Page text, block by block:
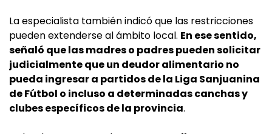
La especialista también indicó que las restricciones
pueden extenderse al ámbito local. En ese sentido,
señaló que las madres o padres pueden solicitar
judicialmente que un deudor alimentario no
pueda ingresar a partidos de la Liga Sanjuanina
de Fútbol o incluso a determinadas canchas y
clubes específicos de la provincia.